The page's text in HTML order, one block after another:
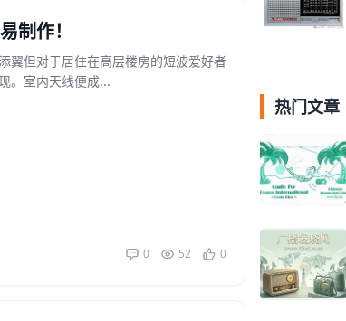
制作！
翼但对于居住在高层楼房的短波爱好者
。室内天线便成...
0 52 0
热门文章